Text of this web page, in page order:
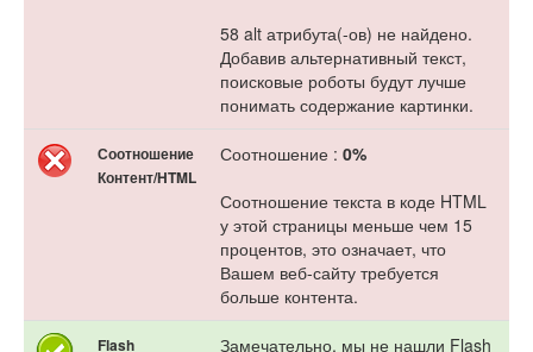
58 alt атрибута(-ов) не найдено.
Добавив альтернативный текст,
поисковые роботы будут лучше
понимать содержание картинки.
Соотношение
Контент/HTML
Соотношение : 0%
Соотношение текста в коде HTML
у этой страницы меньше чем 15
процентов, это означает, что
Вашем веб-сайту требуется
больше контента.
Flash Замечательно, мы не нашли Flash